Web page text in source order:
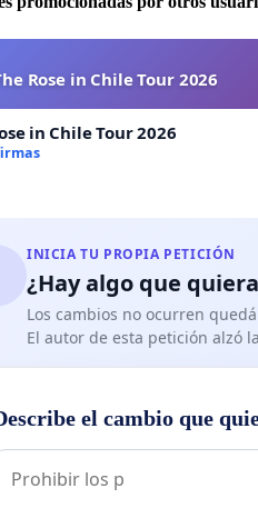
Rose in Chile Tour 2026
in Chile Tour 2026
INICIA TU PROPIA PETICIÓN
¿Hay algo que
Los cambios no ocurren
El autor de esta petición alzó
el cambio que